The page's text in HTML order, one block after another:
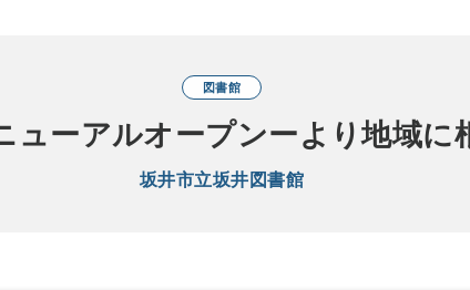
図書館
ューアルオープンーより地域に
坂井市立坂井図書館